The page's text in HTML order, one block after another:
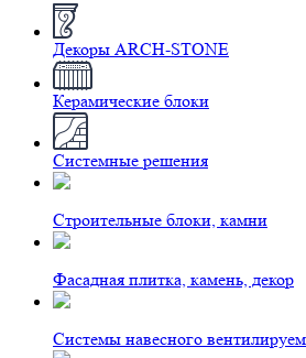
Декоры ARCH-STONE
Керамические блоки
Системные решения
Строительные блоки, камни
Фасадная плитка, камень, декор
Системы навесного